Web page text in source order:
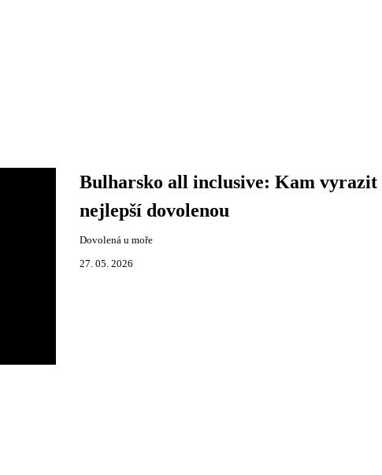
Bulharsko all inclusive: Kam vyrazit
nejlepší dovolenou
Dovolená u moře
27. 05. 2026